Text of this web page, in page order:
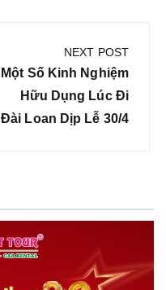
NEXT POST
Next
Post:
Một Số Kinh Nghiệm
Hữu Dụng Lúc Đi
Đài Loan Dịp Lễ 30/4